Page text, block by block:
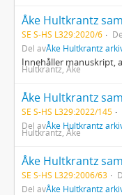
Åke Hultkrantz
SE S-HS L329:2020/6
Del avÅke Hultkrantz
Innehåller manuskript,
Hultkrantz, Åke
Åke Hultkrantz
SE S-HS L329:2022/145
Del avÅke Hultkrantz
Hultkrantz, Åke
Åke Hultkrantz
SE S-HS L329:2006/63
Del avÅke Hultkrantz